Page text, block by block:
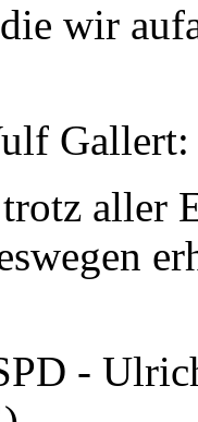
wir
aller
-